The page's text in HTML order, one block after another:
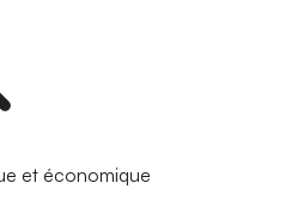
et économique